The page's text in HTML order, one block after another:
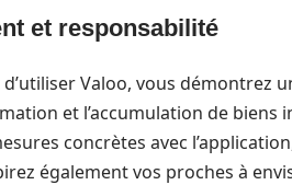
et responsabilité
d’utiliser Valoo, vous
et l’accumulation de
concrètes avec
également vos proches à